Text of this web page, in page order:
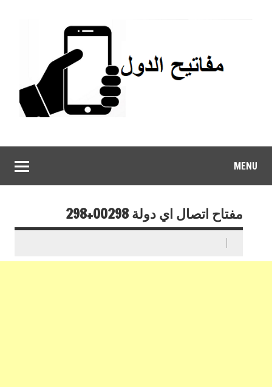
MENU
مفتاح اتصال اي دولة 00298+298